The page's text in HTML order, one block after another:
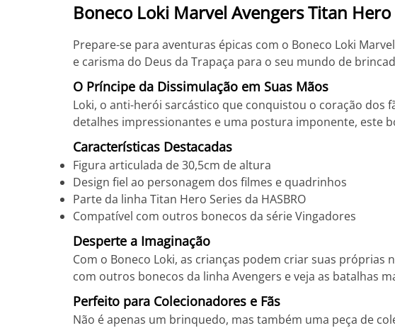
Boneco Loki Marvel Avengers Titan Hero
Prepare-se para aventuras épicas com o Boneco Loki
e carisma do Deus da Trapaça para o seu mundo de
O Príncipe da Dissimulação em Suas Mãos
Loki, o anti-herói sarcástico que conquistou o coração dos
detalhes impressionantes e uma postura imponente, este
Características Destacadas
Figura articulada de 30,5cm de altura
Design fiel ao personagem dos filmes e quadrinhos
Parte da linha Titan Hero Series da HASBRO
Compatível com outros bonecos da série Vingadores
Desperte a Imaginação
Com o Boneco Loki, as crianças podem criar suas
com outros bonecos da linha Avengers e veja as batalhas
Perfeito para Colecionadores e Fãs
Não é apenas um brinquedo, mas também uma peça de